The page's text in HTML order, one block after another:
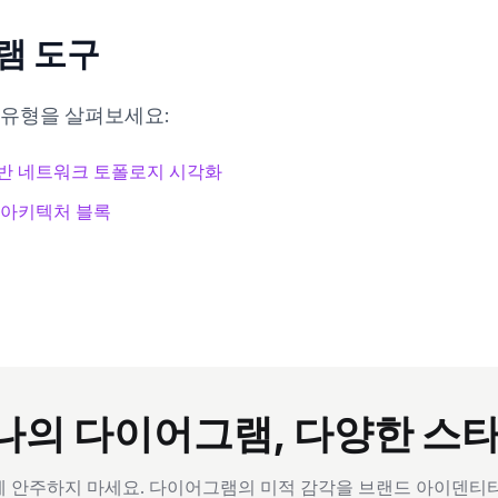
도구
형을 살펴보세요:
네트워크 토폴로지 시각화
키텍처 블록
의 다이어그램, 다양한 스
안주하지 마세요. 다이어그램의 미적 감각을 브랜드 아이덴티